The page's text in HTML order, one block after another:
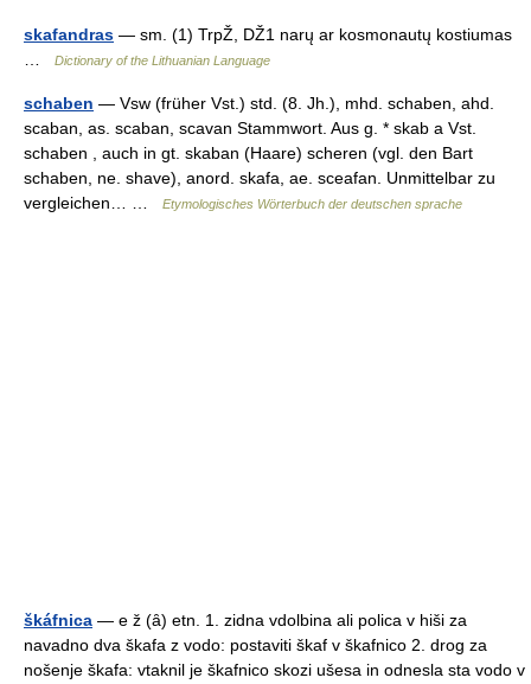
skafandras — sm. (1) TrpŽ, DŽ1 narų ar kosmonautų kostiumas
Dictionary of the Lithuanian Language
schaben — Vsw (früher Vst.) std. (8. Jh.), mhd. schaben, ahd.
scaban, as. scaban, scavan Stammwort. Aus g. * skab a Vst.
schaben , auch in gt. skaban (Haare) scheren (vgl. den Bart
schaben, ne. shave), anord. skafa, ae. sceafan. Unmittelbar zu
vergleichen… …
Etymologisches Wörterbuch der deutschen sprache
škáfnica — e ž (ȃ) etn. 1. zidna vdolbina ali polica v hiši za
navadno dva škafa z vodo: postaviti škaf v škafnico 2. drog za
nošenje škafa: vtaknil je škafnico skozi ušesa in odnesla sta vodo v